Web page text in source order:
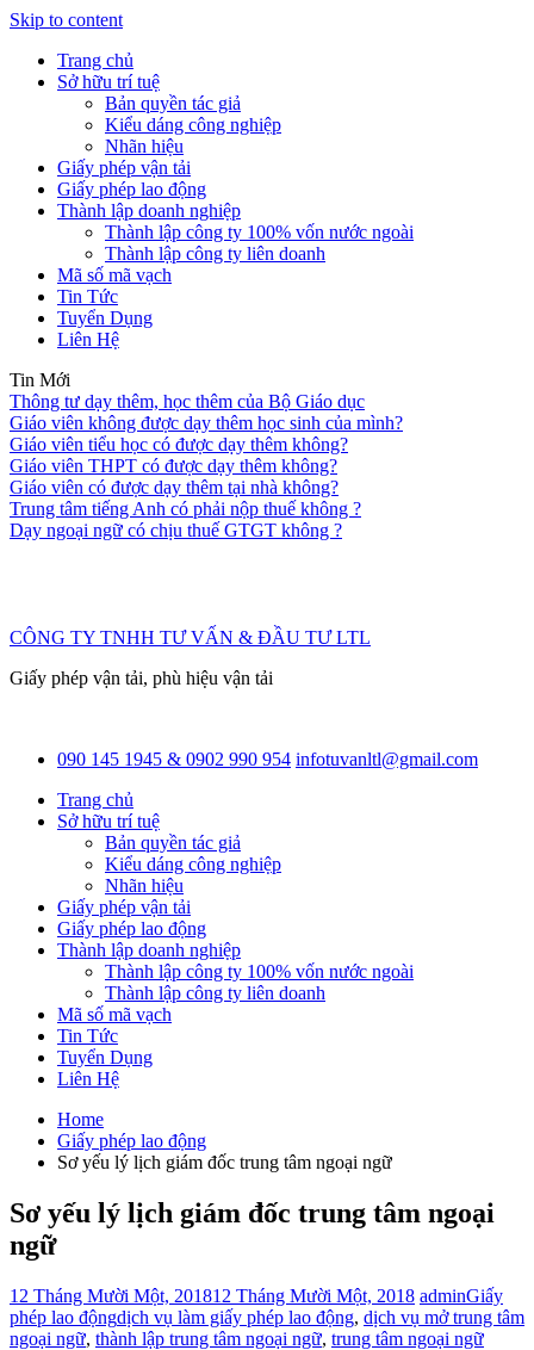
Skip to content
Trang chủ
Sở hữu trí tuệ
Bản quyền tác giả
Kiểu dáng công nghiệp
Nhãn hiệu
Giấy phép vận tải
Giấy phép lao động
Thành lập doanh nghiệp
Thành lập công ty 100% vốn nước ngoài
Thành lập công ty liên doanh
Mã số mã vạch
Tin Tức
Tuyển Dụng
Liên Hệ
Tin Mới
Thông tư dạy thêm, học thêm của Bộ Giáo dục
Giáo viên không được dạy thêm học sinh của mình?
Giáo viên tiểu học có được dạy thêm không?
Giáo viên THPT có được dạy thêm không?
Giáo viên có được dạy thêm tại nhà không?
Trung tâm tiếng Anh có phải nộp thuế không ?
Dạy ngoại ngữ có chịu thuế GTGT không ?
CÔNG TY TNHH TƯ VẤN & ĐẦU TƯ LTL
Giấy phép vận tải, phù hiệu vận tải
090 145 1945 & 0902 990 954 infotuvanltl@gmail.com
Trang chủ
Sở hữu trí tuệ
Bản quyền tác giả
Kiểu dáng công nghiệp
Nhãn hiệu
Giấy phép vận tải
Giấy phép lao động
Thành lập doanh nghiệp
Thành lập công ty 100% vốn nước ngoài
Thành lập công ty liên doanh
Mã số mã vạch
Tin Tức
Tuyển Dụng
Liên Hệ
Home
Giấy phép lao động
Sơ yếu lý lịch giám đốc trung tâm ngoại ngữ
Sơ yếu lý lịch giám đốc trung tâm ngoại
ngữ
12 Tháng Mười Một, 201812 Tháng Mười Một, 2018 adminGiấy
phép lao độngdịch vụ làm giấy phép lao động, dịch vụ mở trung tâm
ngoại ngữ, thành lập trung tâm ngoại ngữ, trung tâm ngoại ngữ